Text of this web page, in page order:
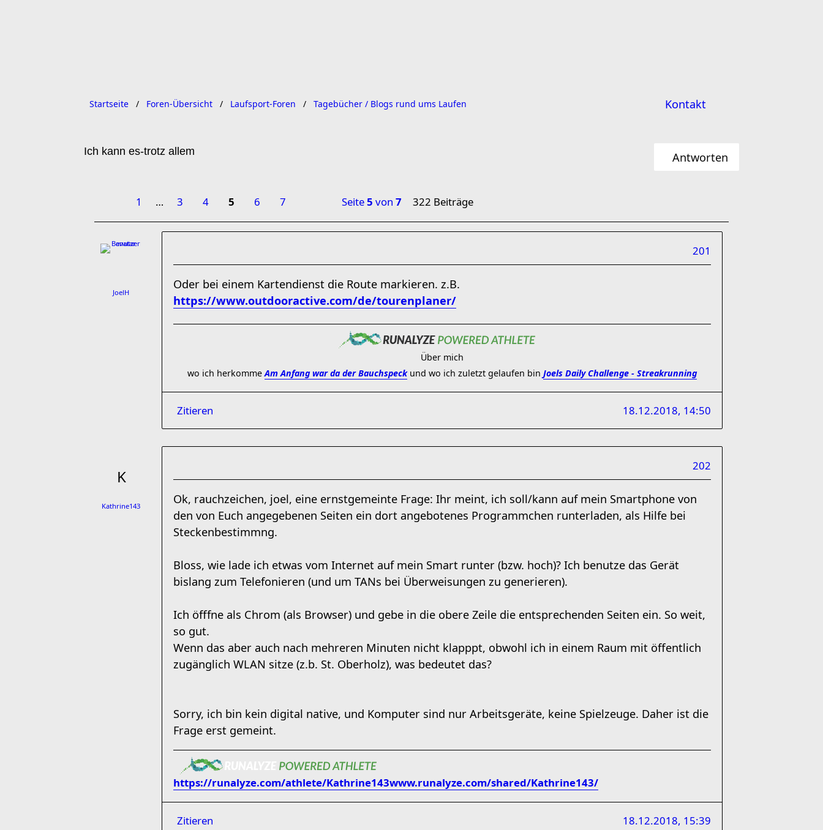
Kontakt
Startseite Foren-Übersicht Laufsport-Foren Tagebücher / Blogs rund ums Laufen
Ich kann es-trotz allem Antworten
1 … 3 4 5 6 7 Seite5 von 7 322 Beiträge
JoelH
201
Oder bei einem Kartendienst die Route markieren. z.B.
https://www.outdooractive.com/de/tourenplaner/
Über mich
wo ich herkommeAm Anfang war da der Bauchspeckund wo ich zuletzt gelaufen bin Joels Daily Challenge - Streakrunning
Zitieren 18.12.2018, 14:50
Kathrine143
202
Ok, rauchzeichen, joel, eine ernstgemeinte Frage: Ihr meint, ich soll/kann auf mein Smartphone von
den von Euch angegebenen Seiten ein dort angebotenes Programmchen runterladen, als Hilfe bei
Steckenbestimmng.
Bloss, wie lade ich etwas vom Internet auf mein Smart runter (bzw. hoch)? Ich benutze das Gerät
bislang zum Telefonieren (und um TANs bei Überweisungen zu generieren).
Ich öfffne als Chrom (als Browser) und gebe in die obere Zeile die entsprechenden Seiten ein. So weit,
so gut.
Wenn das aber auch nach mehreren Minuten nicht klapppt, obwohl ich in einem Raum mit öffentlich
zugänglich WLAN sitze (z.b. St. Oberholz), was bedeutet das?
Sorry, ich bin kein digital native, und Komputer sind nur Arbeitsgeräte, keine Spielzeuge. Daher ist die
Frage erst gemeint.
https://runalyze.com/athlete/Kathrine143www.runalyze.com/shared/Kathrine143/
Zitieren 18.12.2018, 15:39